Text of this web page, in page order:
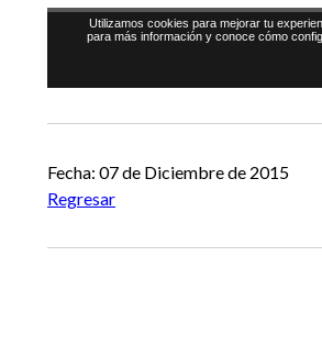
Fecha: 07 de Diciembre de 2015
Regresar